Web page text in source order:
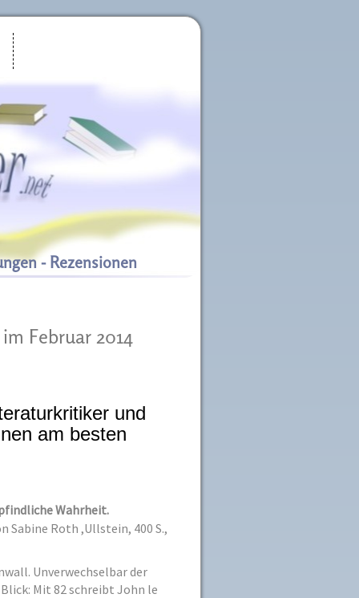
- Rezensionen
Februar 2014
und
am besten
Wahrheit.
Sabine Roth ,Ullstein, 400 S.,
Unverwechselbar der
Mit 82 schreibt John le